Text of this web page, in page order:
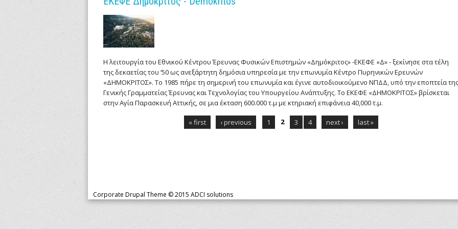
Η λειτουργία του Εθνικού Κέντρου Έρευνας Φυσικών Επιστημών «Δημόκριτος» -ΕΚΕΦΕ «Δ» - ξεκίνησε στα τέλη
της δεκαετίας του ‘50 ως ανεξάρτητη δημόσια υπηρεσία με την επωνυμία Κέντρο Πυρηνικών Ερευνών
«ΔΗΜΟΚΡΙΤΟΣ». Το 1985 πήρε τη σημερινή του επωνυμία και έγινε αυτοδιοικούμενο ΝΠΔΔ, υπό την εποπτεία της
Γενικής Γραμματείας Έρευνας και Τεχνολογίας του Υπουργείου Ανάπτυξης. Το ΕΚΕΦΕ «ΔΗΜΟΚΡΙΤΟΣ» βρίσκεται
στην Αγία Παρασκευή Αττικής, σε μια έκταση 600.000 τ.μ με κτηριακή επιφάνεια 40,000 τ.μ.
« first ‹ previous 1 2 3 4 next › last »
Corporate Drupal Theme © 2015 ADCI solutions